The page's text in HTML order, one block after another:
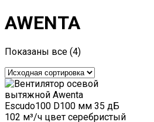
AWENTA
Показаны все (4)